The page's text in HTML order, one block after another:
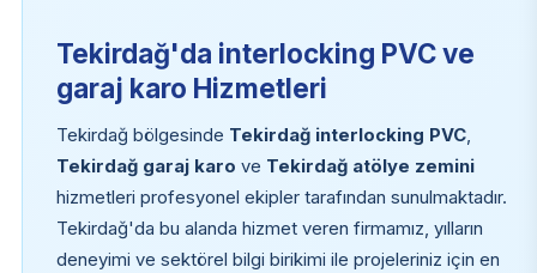
Tekirdağ'da interlocking PVC ve
garaj karo Hizmetleri
Tekirdağ bölgesinde Tekirdağ interlocking PVC,
Tekirdağ garaj karo ve Tekirdağ atölye zemini
hizmetleri profesyonel ekipler tarafından sunulmaktadır.
Tekirdağ'da bu alanda hizmet veren firmamız, yılların
deneyimi ve sektörel bilgi birikimi ile projeleriniz için en